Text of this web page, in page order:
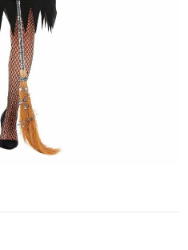
kotlík okrúhly